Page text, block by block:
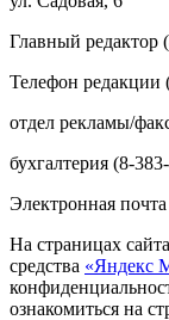
Главный редактор
Телефон редакции
отдел рекламы/
бухгалтерия (8-
Электронная
На страницах
средства «Яндекс
ознакомиться на